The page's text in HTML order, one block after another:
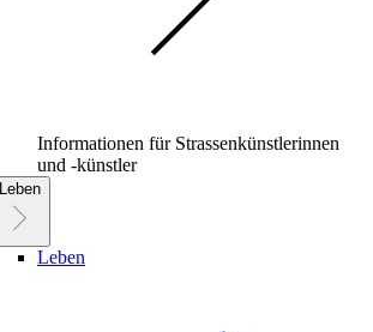
Informationen für Strassenkünstlerinnen
und -künstler
Leben
Leben